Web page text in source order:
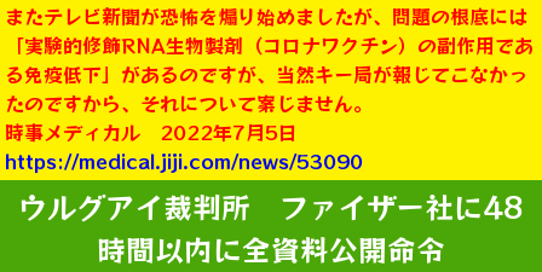
またテレビ新聞が恐怖を煽り始めましたが、問題の根底には
「実験的修飾RNA生物製剤（コロナワクチン）の副作用であ
る免疫低下」があるのですが、当然キー局が報じてこなかっ
たのですから、それについて案じません。
時事メディカル 2022年7月5日
https://medical.jiji.com/news/53090
ウルグアイ裁判所 ファイザー社に48
時間以内に全資料公開命令